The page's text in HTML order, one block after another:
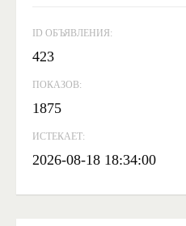
ID ОБЪЯВЛЕНИЯ:
423
ПОКАЗОВ:
1875
ИСТЕКАЕТ:
2026-08-18 18:34:00